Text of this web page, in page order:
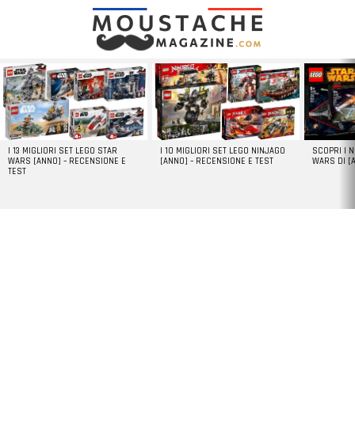
LATEST
STORIES
I 13 MIGLIORI SET LEGO STAR
WARS [ANNO] – RECENSIONE E
TEST
I 10 MIGLIORI SET LEGO NINJAGO
[ANNO] – RECENSIONE E TEST
SCOPRI I
WARS DI